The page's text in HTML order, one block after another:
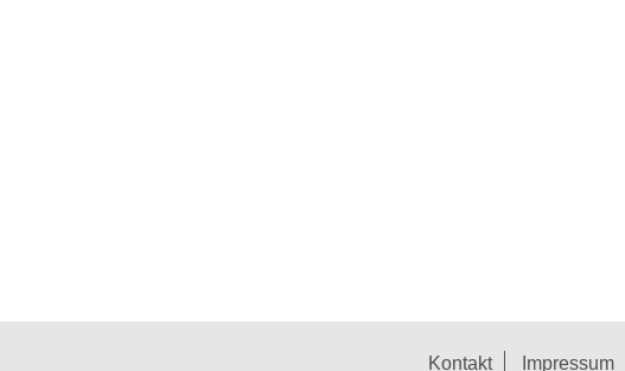
Kontakt Impressum